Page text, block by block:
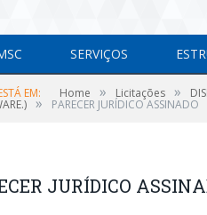
SERVIÇOS
EM: Home » Licitações »
» PARECER JURÍDICO ASSINADO
JURÍDICO